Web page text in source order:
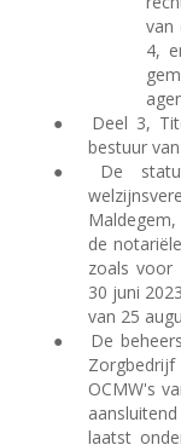
van
4,
●
Deel 3,
bestuur
●
De
de
zoals voor
30 juni
van 25
●
De
OCMW's
laatst